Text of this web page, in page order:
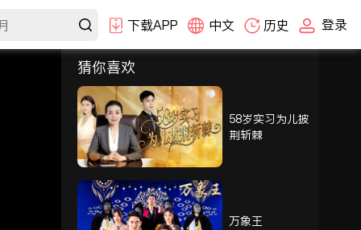
下载APP 中文 历史 登录
选集
1-30
31-60 61-90 91-100
91 92 93
94 95 96
猜你喜欢
58岁实习为儿披
荆斩棘
万象王